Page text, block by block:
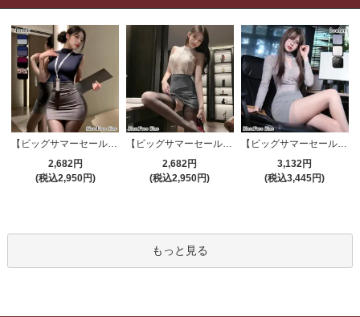
【ビッグサマーセール対象品】セクシーコスプレ(SEXYCOSPLAY) 4421
2,682円
(税込2,950円)
【ビッグサマーセール対象品】セクシーコスプレ(SEXYCOSPLAY) 4191
2,682円
(税込2,950円)
【ビッグサマーセール対象品】セクシーコスプレ(SEXYCOSPLAY) 4173
3,132円
(税込3,445円)
もっと見る